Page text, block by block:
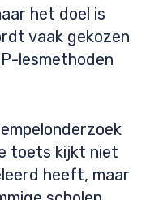
het doel is
vaak gekozen
lesmethoden
toets kijkt niet
heeft, maar